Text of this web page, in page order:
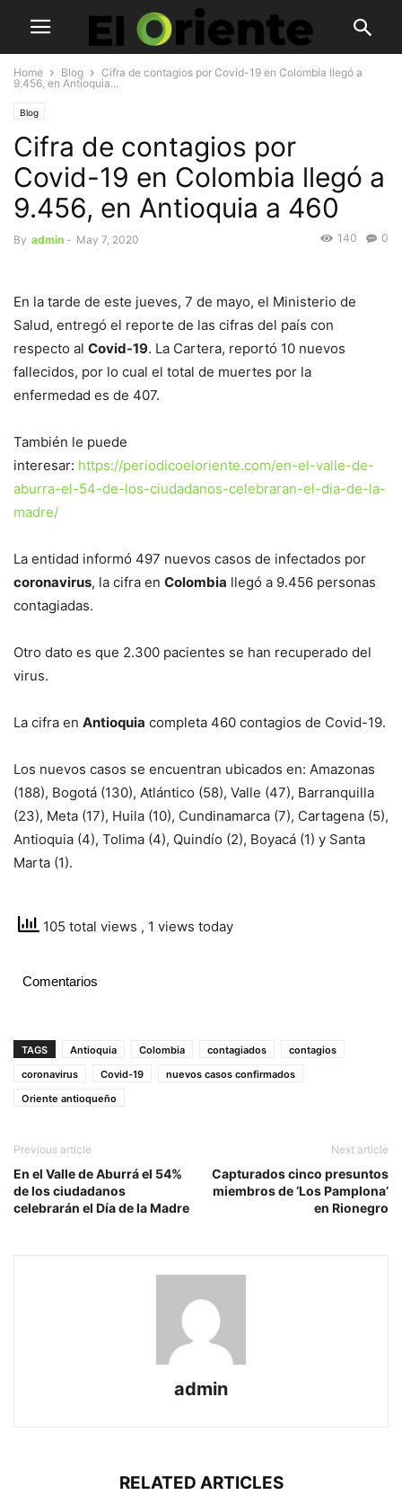
Home Blog
Cifra de contagios por Covid-19 en Colombia llegó a
9.456, en Antioquia...
Blog
Cifra de contagios por
Covid-19 en Colombia llegó a
9.456, en Antioquia a 460
By admin - May 7, 2020 0
140
En la tarde de este jueves, 7 de mayo, el Ministerio de
Salud, entregó el reporte de las cifras del país con
respecto al Covid-19. La Cartera, reportó 10 nuevos
fallecidos, por lo cual el total de muertes por la
enfermedad es de 407.
También le puede
interesar: https://periodicoeloriente.com/en-el-valle-de-
aburra-el-54-de-los-ciudadanos-celebraran-el-dia-de-la-
madre/
La entidad informó 497 nuevos casos de infectados por
coronavirus, la cifra en Colombia llegó a 9.456 personas
contagiadas.
Otro dato es que 2.300 pacientes se han recuperado del
virus.
La cifra en Antioquia completa 460 contagios de Covid-19.
Los nuevos casos se encuentran ubicados en: Amazonas
(188), Bogotá (130), Atlántico (58), Valle (47), Barranquilla
(23), Meta (17), Huila (10), Cundinamarca (7), Cartagena (5),
Antioquia (4), Tolima (4), Quindío (2), Boyacá (1) y Santa
Marta (1).
105 total views , 1 views today
Comentarios
TAGS Antioquia Colombia contagiados
contagios
coronavirus
Covid-19
nuevos casos confirmados
Oriente antioqueño
Previous article
En el Valle de Aburrá el 54%
de los ciudadanos
celebrarán el Día de la Madre
Next article
Capturados cinco presuntos
miembros de ‘Los Pamplona’
en Rionegro
admin
RELATED ARTICLES